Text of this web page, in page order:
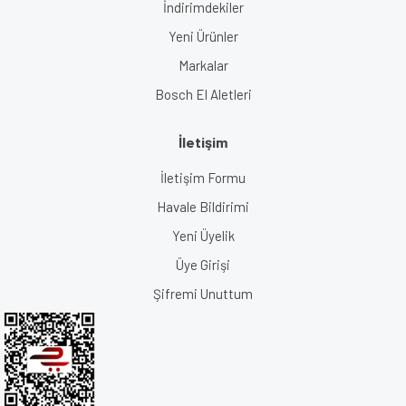
İndirimdekiler
Yeni Ürünler
Markalar
Bosch El Aletleri
İletişim
İletişim Formu
Havale Bildirimi
Yeni Üyelik
Üye Girişi
Şifremi Unuttum